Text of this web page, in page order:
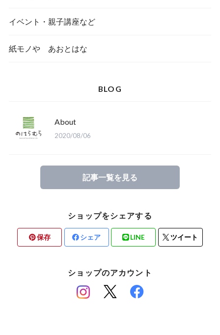
イベント・親子講座など
紙モノや あおとはな
BLOG
About
2020/08/06
記事一覧を見る
ショップをシェアする
保存 シェア LINE ツイート
ショップのアカウント